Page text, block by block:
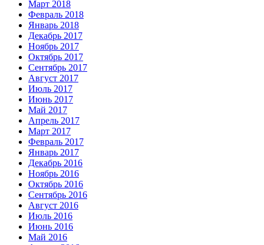
Март 2018
Февраль 2018
Январь 2018
Декабрь 2017
Ноябрь 2017
Октябрь 2017
Сентябрь 2017
Август 2017
Июль 2017
Июнь 2017
Май 2017
Апрель 2017
Март 2017
Февраль 2017
Январь 2017
Декабрь 2016
Ноябрь 2016
Октябрь 2016
Сентябрь 2016
Август 2016
Июль 2016
Июнь 2016
Май 2016